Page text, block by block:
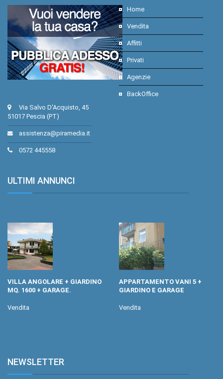
Via Salvo D'Acquisto, 45
51017 Pescia (PT)
assistenza@piramedia.it
0572 445558
Home
Vendita
Affitti
Privati
Agenzie
BackOffice
ULTIMI ANNUNCI.
VILLA ANGOLARE + GIARDINO
MQ. 1600 + GARAGE.
Vendita
APPARTAMENTO VANI 5 +
GIARDINO E GARAGE
Vendita
NEWSLETTER.